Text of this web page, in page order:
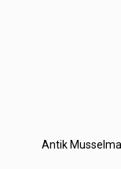
Antik